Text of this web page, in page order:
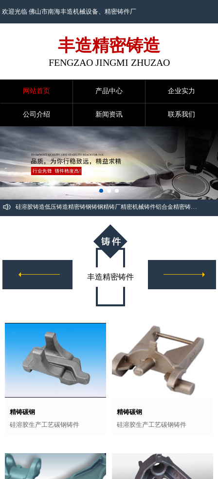
欢迎光临 佛山市南海丰造机械设备、精密铸件厂
丰造精密铸造
FENGZAO JINGMI ZHUZAO
网站首页 产品中心 企业实力
公司介绍 新闻资讯 联系我们
硅溶胶铸造低压铸造精密铸钢铸钢精铸厂精密机械铸件铝合金精密铸件
丰造精密铸件
精铸碳钢
硅溶胶生产工艺碳钢铸件
精铸碳钢
硅溶胶生产工艺碳钢铸件